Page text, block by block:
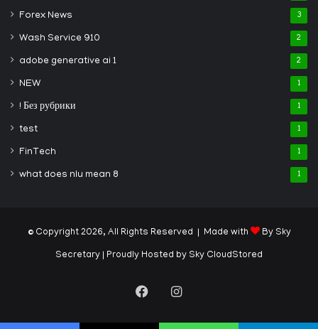
Forex News 3
Wash Service 910 2
adobe generative ai 1 2
NEW 1
! Без рубрики 1
test 1
FinTech 1
what does nlu mean 8 1
© Copyright 2026, All Rights Reserved | Made with By Sky
Secretary | Proudly Hosted by Sky CloudStored
FacebookInstagram